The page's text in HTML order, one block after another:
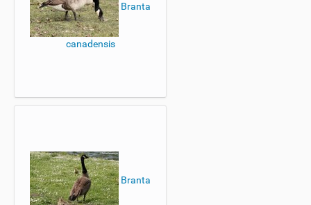
Branta
canadensis
Branta